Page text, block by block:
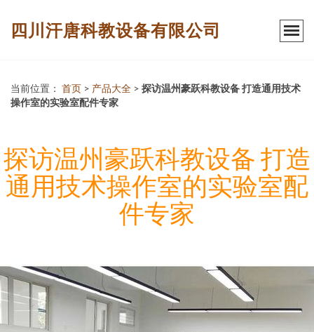
四川汗唐科教设备有限公司
当前位置： 首页 > 产品大全 > 探访温州豪跃科教设备 打造通用技术
操作室的实验室配件专家
探访温州豪跃科教设备 打造
通用技术操作室的实验室配
件专家